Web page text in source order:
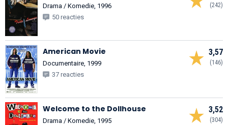
(242)
Drama / Komedie, 1996
50 reacties
3,57
(146)
American Movie
Documentaire, 1999
37 reacties
3,52
(304)
Welcome to the Dollhouse
Drama / Komedie, 1995